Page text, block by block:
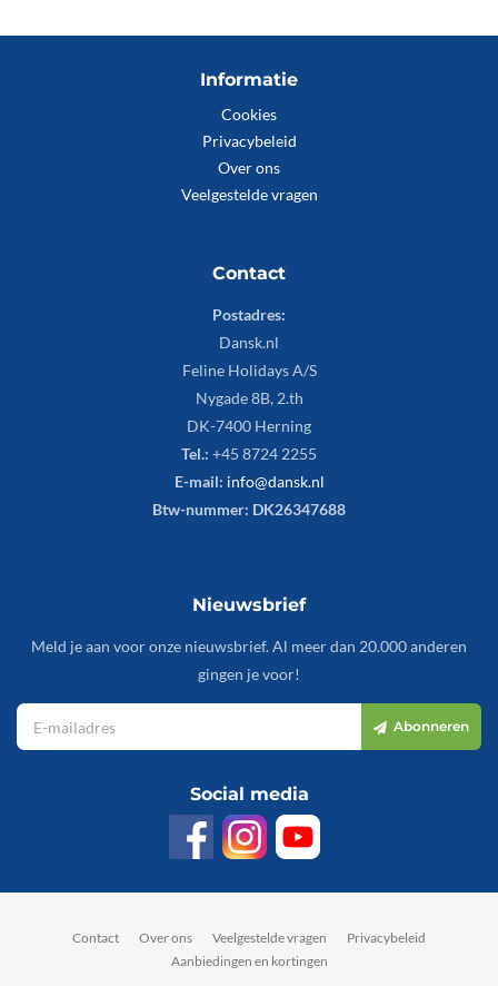
Informatie
Cookies
Privacybeleid
Over ons
Veelgestelde vragen
Contact
Postadres:
Dansk.nl
Feline Holidays A/S
Nygade 8B, 2.th
DK-7400 Herning
Tel.: +45 8724 2255
E-mail: info@dansk.nl
Btw-nummer: DK26347688
Nieuwsbrief
Meld je aan voor onze nieuwsbrief. Al meer dan 20.000 anderen
gingen je voor!
Abonneren
Social media
Contact Over ons Veelgestelde vragen
Privacybeleid
Aanbiedingen en kortingen